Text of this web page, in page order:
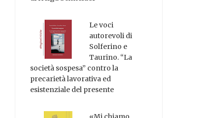
Le voci
autorevoli di
Solferino e
Taurino. “La
società sospesa” contro la
precarietà lavorativa ed
esistenziale del presente